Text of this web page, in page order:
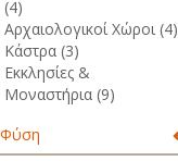
(4)
Αρχαιολογικοί Χώροι (4)
Κάστρα (3)
Εκκλησίες &
Μοναστήρια (9)
Φύση